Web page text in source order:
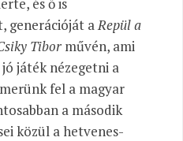
generációját aRepül a
Tiborművén, ami
játék nézegetni a
fel a magyar
a második
közül a hetvenes-